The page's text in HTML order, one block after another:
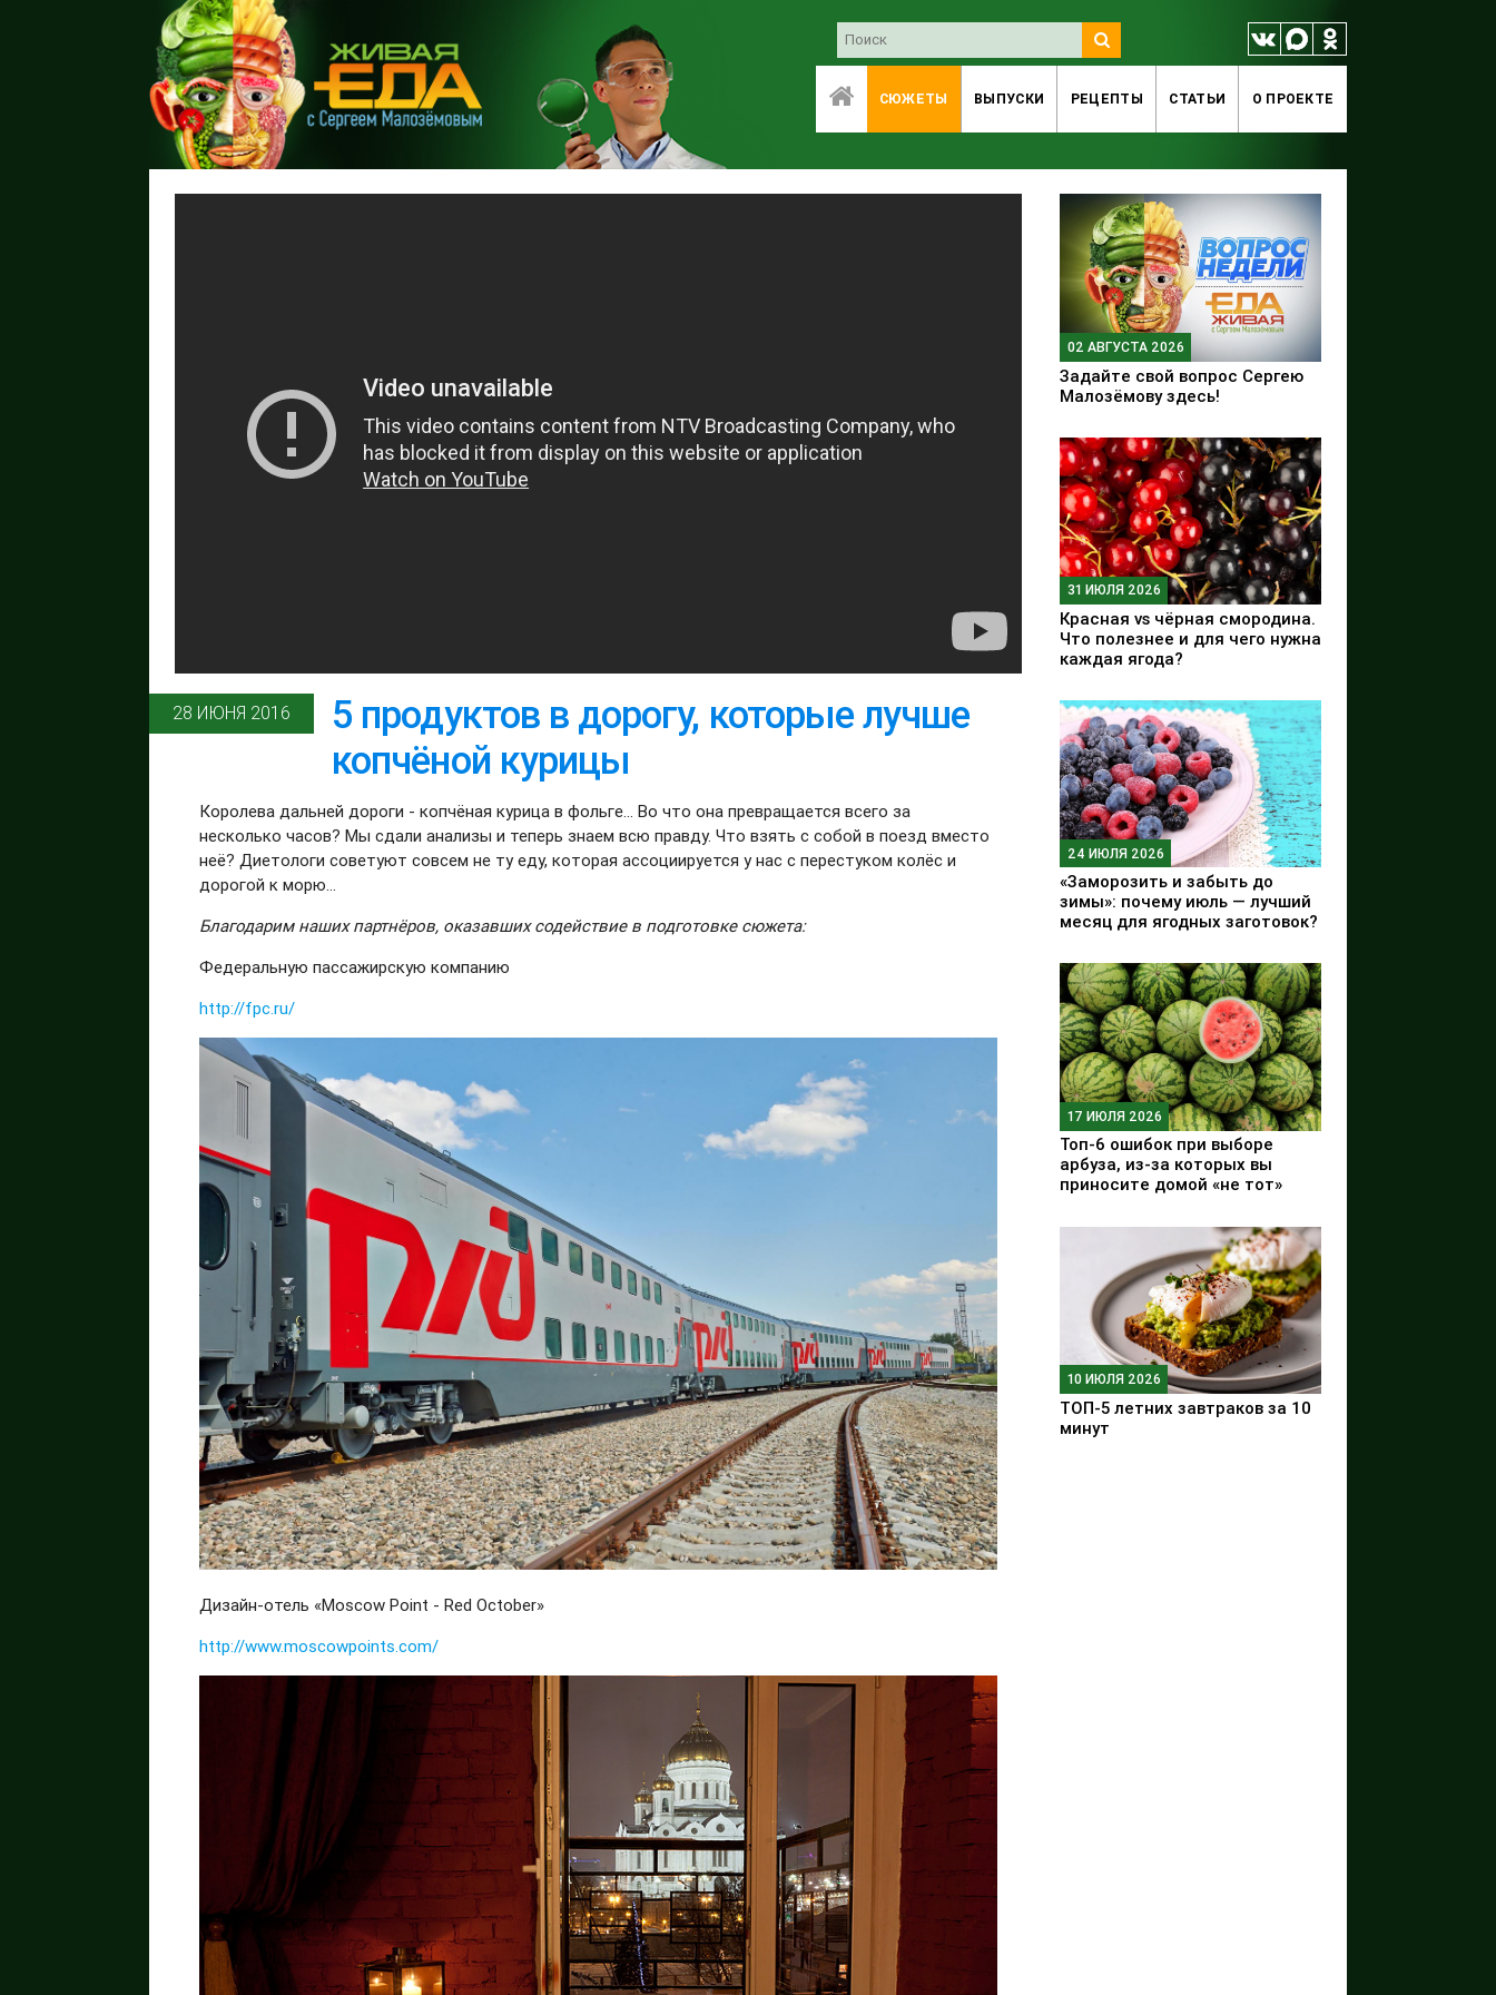
СЮЖЕТЫ ВЫПУСКИ РЕЦЕПТЫ СТАТЬИ O ПРОЕКТЕ
28 ИЮНЯ 2016
5 продуктов в дорогу, которые лучше
копчёной курицы
Королева дальней дороги - копчёная курица в фольге... Во что она превращается всего за
несколько часов? Мы сдали анализы и теперь знаем всю правду. Что взять с собой в поезд вместо
неё? Диетологи советуют совсем не ту еду, которая ассоциируется у нас с перестуком колёс и
дорогой к морю...
Благодарим наших партнёров, оказавших содействие в подготовке сюжета:
Федеральную пассажирскую компанию
http://fpc.ru/
Дизайн-отель «Moscow Point - Red October»
http://www.moscowpoints.com/
02 АВГУСТА 2026
Задайте свой вопрос Сергею
Малозёмову здесь!
31 ИЮЛЯ 2026
Красная vs чёрная смородина.
Что полезнее и для чего нужна
каждая ягода?
24 ИЮЛЯ 2026
«Заморозить и забыть до
зимы»: почему июль — лучший
месяц для ягодных заготовок?
17 ИЮЛЯ 2026
Топ-6 ошибок при выборе
арбуза, из-за которых вы
приносите домой «не тот»
10 ИЮЛЯ 2026
ТОП-5 летних завтраков за 10
минут